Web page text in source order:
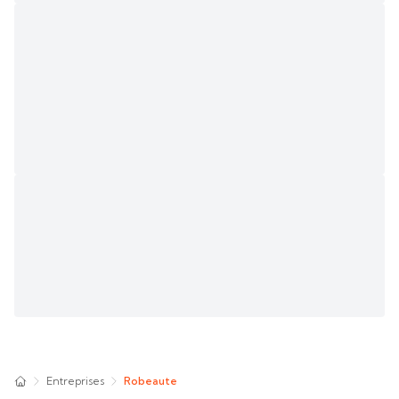
Entreprises Robeaute